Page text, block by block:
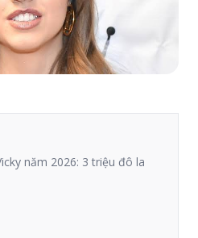
năm 2026: 3 triệu đô la